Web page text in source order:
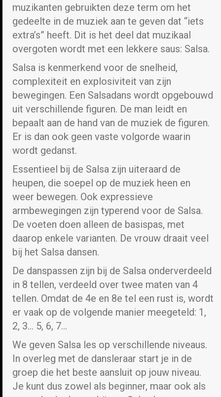
muzikanten gebruikten deze term om het
gedeelte in de muziek aan te geven dat “iets
extra’s” heeft. Dit is het deel dat muzikaal
overgoten wordt met een lekkere saus: Salsa.
Salsa is kenmerkend voor de snelheid,
complexiteit en explosiviteit van zijn
bewegingen. Een Salsadans wordt opgebouwd
uit verschillende figuren. De man leidt en
bepaalt aan de hand van de muziek de figuren.
Er is dan ook geen vaste volgorde waarin
wordt gedanst.
Essentieel bij de Salsa zijn uiteraard de
heupen, die soepel op de muziek heen en
weer bewegen. Ook expressieve
armbewegingen zijn typerend voor de Salsa.
De voeten doen alleen de basispas, met
daarop enkele varianten. De vrouw draait veel
bij het Salsa dansen.
De danspassen zijn bij de Salsa onderverdeeld
in 8 tellen, verdeeld over twee maten van 4
tellen. Omdat de 4e en 8e tel een rust is, wordt
er vaak op de volgende manier meegeteld: 1,
2, 3… 5, 6, 7…
We geven Salsa les op verschillende niveaus.
In overleg met de dansleraar start je in de
groep die het beste aansluit op jouw niveau.
Je kunt dus zowel als beginner, maar ook als